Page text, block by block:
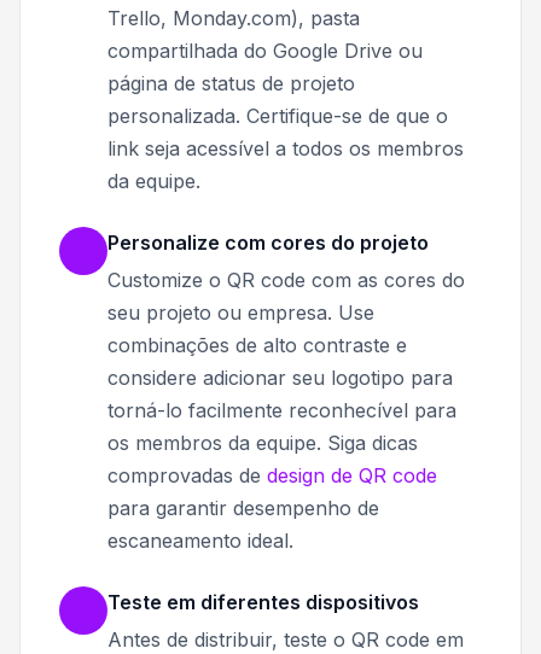
Trello, Monday.com), pasta
compartilhada do Google Drive ou
página de status de projeto
personalizada. Certifique-se de que o
link seja acessível a todos os membros
da equipe.
Personalize com cores do projeto
Customize o QR code com as cores do
seu projeto ou empresa. Use
combinações de alto contraste e
considere adicionar seu logotipo para
torná-lo facilmente reconhecível para
os membros da equipe. Siga dicas
comprovadas de design de QR code
para garantir desempenho de
escaneamento ideal.
Teste em diferentes dispositivos
Antes de distribuir, teste o QR code em